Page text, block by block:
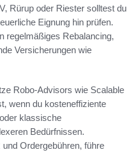
Rürup oder Riester solltest du
Eignung hin prüfen.
regelmäßiges Rebalancing,
Versicherungen wie
Robo-Advisors wie Scalable
wenn du kosteneffiziente
klassische
Bedürfnissen.
Ordergebühren, führe